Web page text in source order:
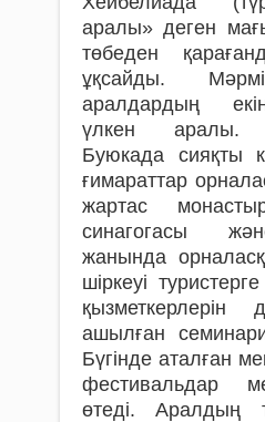
аралы» деген
төбеден
ұқсайды.
аралдардың
үлкен аралы.
Буюкада сияқты
ғимараттар
жартас
синагогасы
жанында
шіркеуі
қызметкерлерін
ашылған
Бүгінде аталған
фестивальдар
өтеді. Аралдың